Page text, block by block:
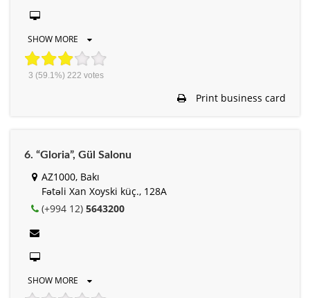
SHOW MORE
3 (59.1%) 222 votes
Print business card
6. “Gloria”, Gül Salonu
AZ1000, Bakı
Fətəli Xan Xoyski küç., 128A
(+994 12) 5643200
SHOW MORE